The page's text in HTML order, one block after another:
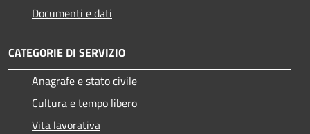
Documenti e dati
CATEGORIE DI SERVIZIO
Anagrafe e stato civile
Cultura e tempo libero
Vita lavorativa